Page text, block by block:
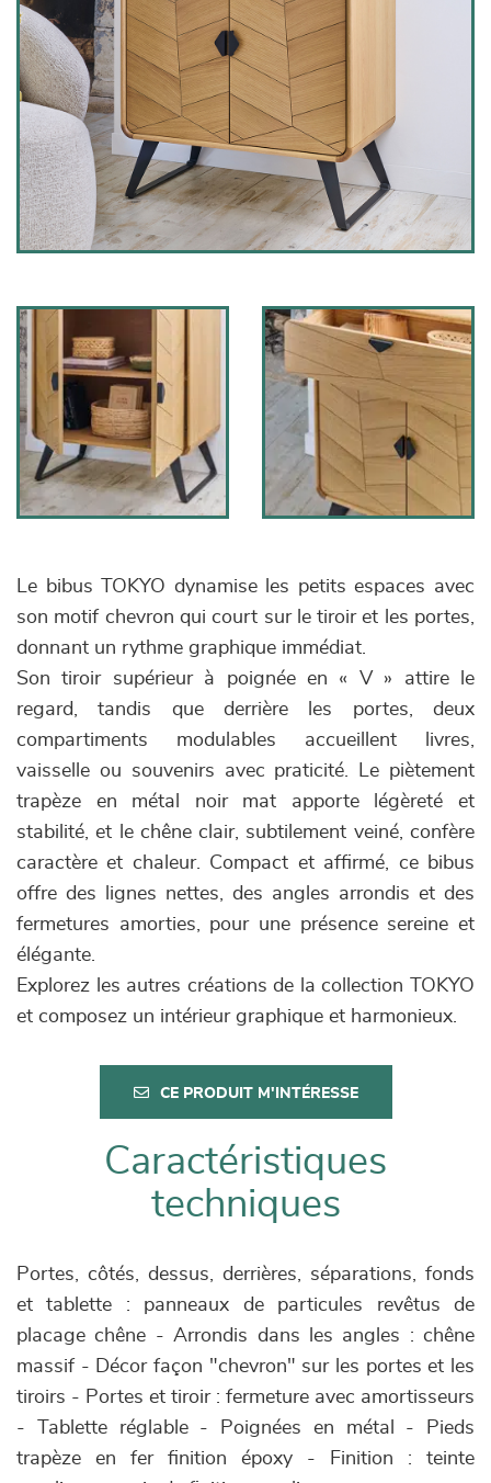
Le bibus TOKYO dynamise les petits espaces avec
son motif chevron qui court sur le tiroir et les portes,
donnant un rythme graphique immédiat.
Son tiroir supérieur à poignée en « V » attire le
regard, tandis que derrière les portes, deux
compartiments modulables accueillent livres,
vaisselle ou souvenirs avec praticité. Le piètement
trapèze en métal noir mat apporte légèreté et
stabilité, et le chêne clair, subtilement veiné, confère
caractère et chaleur. Compact et affirmé, ce bibus
offre des lignes nettes, des angles arrondis et des
fermetures amorties, pour une présence sereine et
élégante.
Explorez les autres créations de la collection TOKYO
et composez un intérieur graphique et harmonieux.
CE PRODUIT M'INTÉRESSE
Caractéristiques
techniques
Portes, côtés, dessus, derrières, séparations, fonds
et tablette : panneaux de particules revêtus de
placage chêne - Arrondis dans les angles : chêne
massif - Décor façon "chevron" sur les portes et les
tiroirs - Portes et tiroir : fermeture avec amortisseurs
- Tablette réglable - Poignées en métal - Pieds
trapèze en fer finition époxy - Finition : teinte